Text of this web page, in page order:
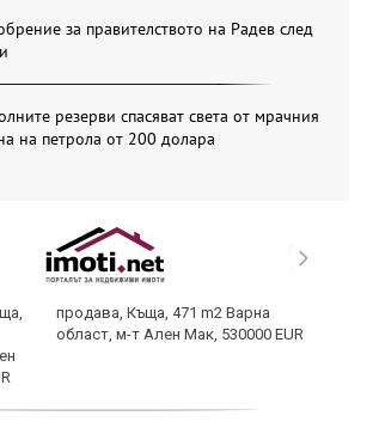
за правителството на Радев след
резерви спасяват света от мрачния
на петрола от 200 долара
продава, Къща, 471 m2 Варна
област, м-т Ален Мак, 530000 EUR